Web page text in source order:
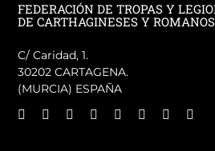
FEDERACIÓN DE TROPAS Y
DE CARTHAGINESES Y
C/ Caridad, 1.
30202 CARTAGENA.
(MURCIA) ESPAÑA